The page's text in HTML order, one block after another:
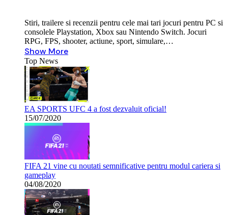
Stiri, trailere si recenzii pentru cele mai tari jocuri pentru PC si
consolele Playstation, Xbox sau Nintendo Switch. Jocuri
RPG, FPS, shooter, actiune, sport, simulare,…
Show More
Top News
EA SPORTS UFC 4 a fost dezvaluit oficial!
15/07/2020
FIFA 21 vine cu noutati semnificative pentru modul cariera si
gameplay
04/08/2020